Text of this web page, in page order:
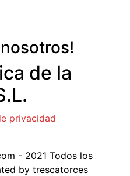
de la
privacidad
- 2021 Todos los
by trescatorces